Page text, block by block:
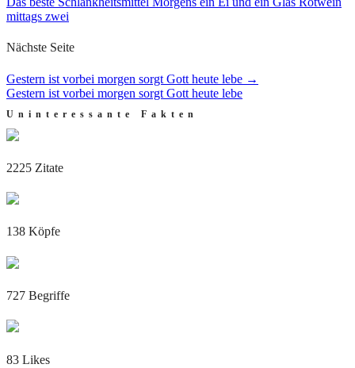
mittags zwei
Nächste Seite
Gestern ist vorbei morgen sorgt Gott heute lebe →
Gestern ist vorbei morgen sorgt Gott heute lebe
Uninteressante Fakten
2225 Zitate
138 Köpfe
727 Begriffe
83 Likes